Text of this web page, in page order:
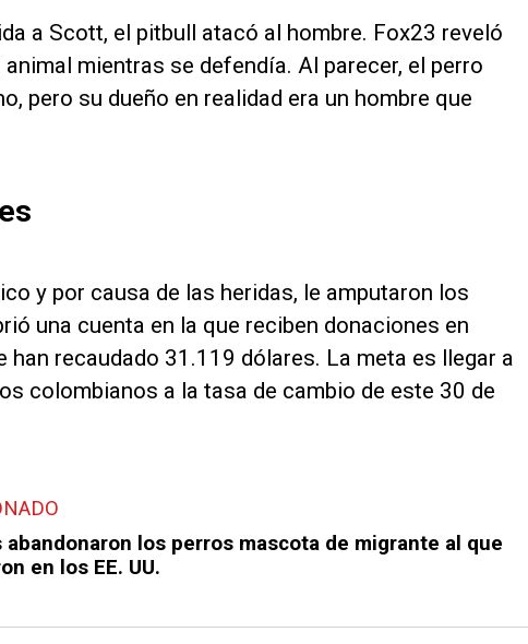
a Scott, el pitbull atacó al hombre. Fox23 reveló
mientras se defendía. Al parecer, el perro
pero su dueño en realidad era un hombre que
y por causa de las heridas, le amputaron los
una cuenta en la que reciben donaciones en
han recaudado 31.119 dólares. La meta es llegar a
colombianos a la tasa de cambio de este 30 de
abandonaron los perros mascota de migrante al que
en los EE. UU.